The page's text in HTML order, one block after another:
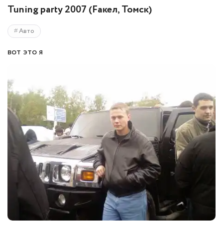
Tuning party 2007 (Fакел, Томск)
Авто
вот это я